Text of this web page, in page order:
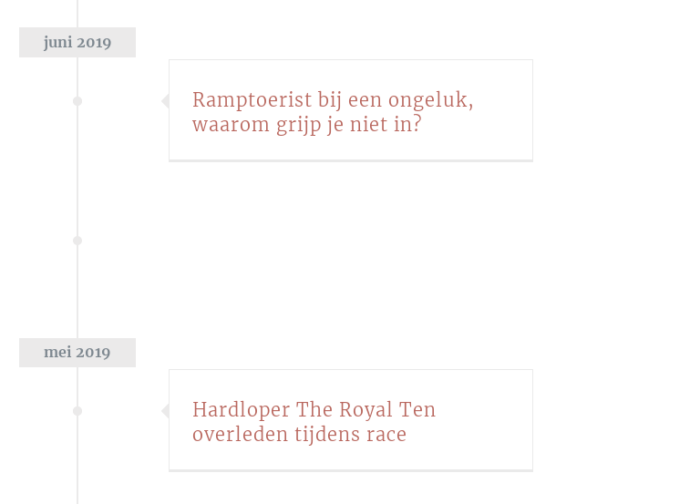
juni 2019
Ramptoerist bij een ongeluk,
waarom grijp je niet in?
mei 2019
Hardloper The Royal Ten
overleden tijdens race